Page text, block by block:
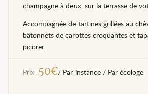
champagne à deux, sur la terrasse de
Accompagnée de tartines grillées au
bâtonnets de carottes croquantes et
picorer.
Prix :50€/ Par instance / Par écologe